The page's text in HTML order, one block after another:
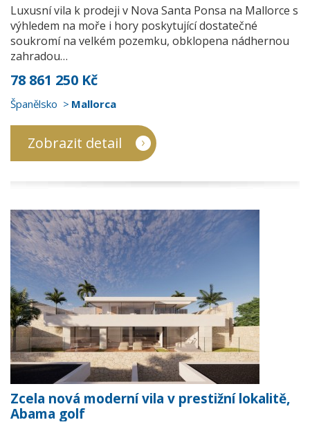
Luxusní vila k prodeji v Nova Santa Ponsa na Mallorce s
výhledem na moře i hory poskytující dostatečné
soukromí na velkém pozemku, obklopena nádhernou
zahradou…
78 861 250 Kč
Španělsko Mallorca
Zobrazit detail
Zcela nová moderní vila v prestižní lokalitě,
Abama golf